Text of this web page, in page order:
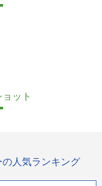
ット
の人気ランキング